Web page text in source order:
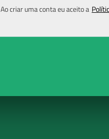
Ao criar uma conta eu aceito a